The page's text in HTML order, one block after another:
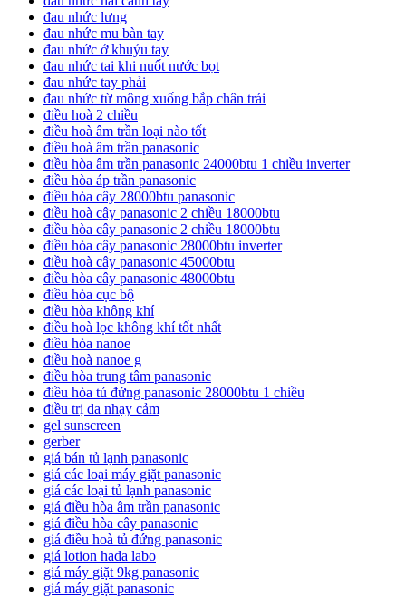
đau nhức lưng
đau nhức mu bàn tay
đau nhức ở khuỷu tay
đau nhức tai khi nuốt nước bọt
đau nhức tay phải
đau nhức từ mông xuống bắp chân trái
điều hoà 2 chiều
điều hoà âm trần loại nào tốt
điều hoà âm trần panasonic
điều hòa âm trần panasonic 24000btu 1 chiều inverter
điều hòa áp trần panasonic
điều hòa cây 28000btu panasonic
điều hoà cây panasonic 2 chiều 18000btu
điều hòa cây panasonic 2 chiều 18000btu
điều hòa cây panasonic 28000btu inverter
điều hoà cây panasonic 45000btu
điều hòa cây panasonic 48000btu
điều hòa cục bộ
điều hòa không khí
điều hoà lọc không khí tốt nhất
điều hòa nanoe
điều hoà nanoe g
điều hòa trung tâm panasonic
điều hòa tủ đứng panasonic 28000btu 1 chiều
điều trị da nhạy cảm
gel sunscreen
gerber
giá bán tủ lạnh panasonic
giá các loại máy giặt panasonic
giá các loại tủ lạnh panasonic
giá điều hòa âm trần panasonic
giá điều hòa cây panasonic
giá điều hoà tủ đứng panasonic
giá lotion hada labo
giá máy giặt 9kg panasonic
giá máy giặt panasonic